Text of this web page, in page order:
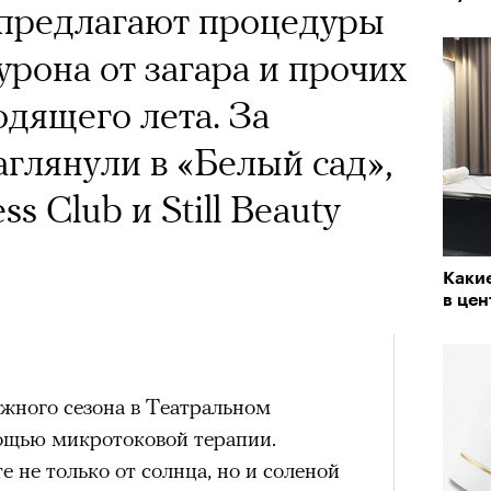
в
процедуры
от загара и прочих
лета. За
в «Белый сад»,
Club и Still Beauty
сезона в Театральном
микротоковой терапии.
не только от солнца, но и соленой
а другие
жизнью?
объясняют, как
и почему к ней
канал «РБК Стиль»